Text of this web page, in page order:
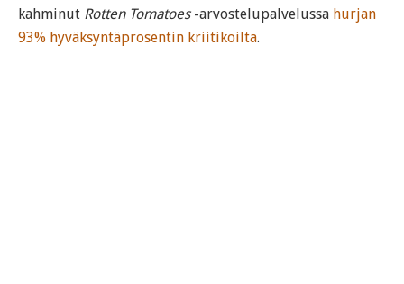
kahminut Rotten Tomatoes-arvostelupalvelussa hurjan
93% hyväksyntäprosentin kriitikoilta.